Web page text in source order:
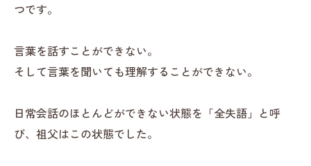
つです。
言葉を話すことができない。
そして言葉を聞いても理解することができない。
日常会話のほとんどができない状態を「全失語」と呼
び、祖父はこの状態でした。